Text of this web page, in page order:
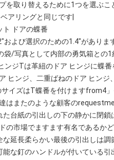
を取り替えるために1つを選ぶこ
アリングと同じです|
ト ドアの蝶番
および選択のための1.4"があり
袋/写真として内部の勇気箱との1
ンジTは革紐のドア ヒンジに蝶番
ヒンジ、二重ばねのドア ヒン
サイズはT蝶番を付けますfrom4
はまたのような顧客の
た台紙の引出しの下の静かに閉鎖
の市場でますます有名であるか
な延長柔らかい最後の引出しは
能な釘のハンドルが付いている